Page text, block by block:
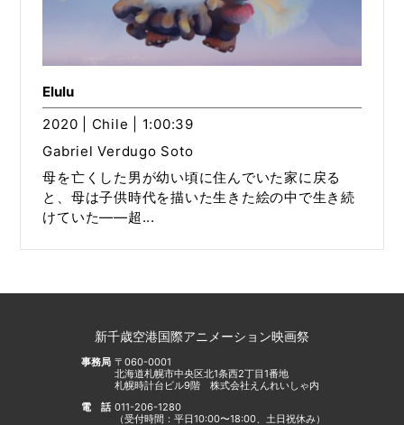
Elulu
2020 | Chile | 1:00:39
Gabriel Verdugo Soto
母を亡くした男が幼い頃に住んでいた家に戻る
と、母は子供時代を描いた生きた絵の中で生き続
けていた――超...
新千歳空港国際アニメーション映画祭
事務局 〒060-0001
北海道札幌市中央区北1条西2丁目1番地
札幌時計台ビル9階 株式会社えんれいしゃ内
電話 011-206-1280
（受付時間：平日10:00〜18:00、土日祝休み）